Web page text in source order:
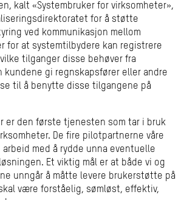
kalt «Systembruker for virksomheter»,
for å støtte
ved kommunikasjon mellom
for at systemtilbydere kan registrere
tilganger disse behøver fra
kundene gi regnskapsfører eller andre
til å benytte disse tilgangene på
er den første tjenesten som tar i bruk
De fire pilotpartnerne våre
med å rydde unna eventuelle
Et viktig mål er at både vi og
unngår å måtte levere brukerstøtte på
være forståelig, sømløst, effektiv,